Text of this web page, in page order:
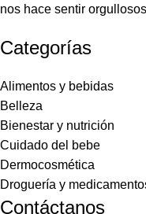
nos hace sentir
Categorías
Alimentos y bebidas
Belleza
Bienestar y nutrición
Cuidado del bebe
Dermocosmética
Droguería y
Contáctanos